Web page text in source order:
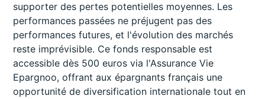
supporter des pertes potentielles moyennes. Les
performances passées ne préjugent pas des
performances futures, et l'évolution des marchés
reste imprévisible. Ce fonds responsable est
accessible dès 500 euros via l'Assurance Vie
Epargnoo, offrant aux épargnants français une
opportunité de diversification internationale tout en